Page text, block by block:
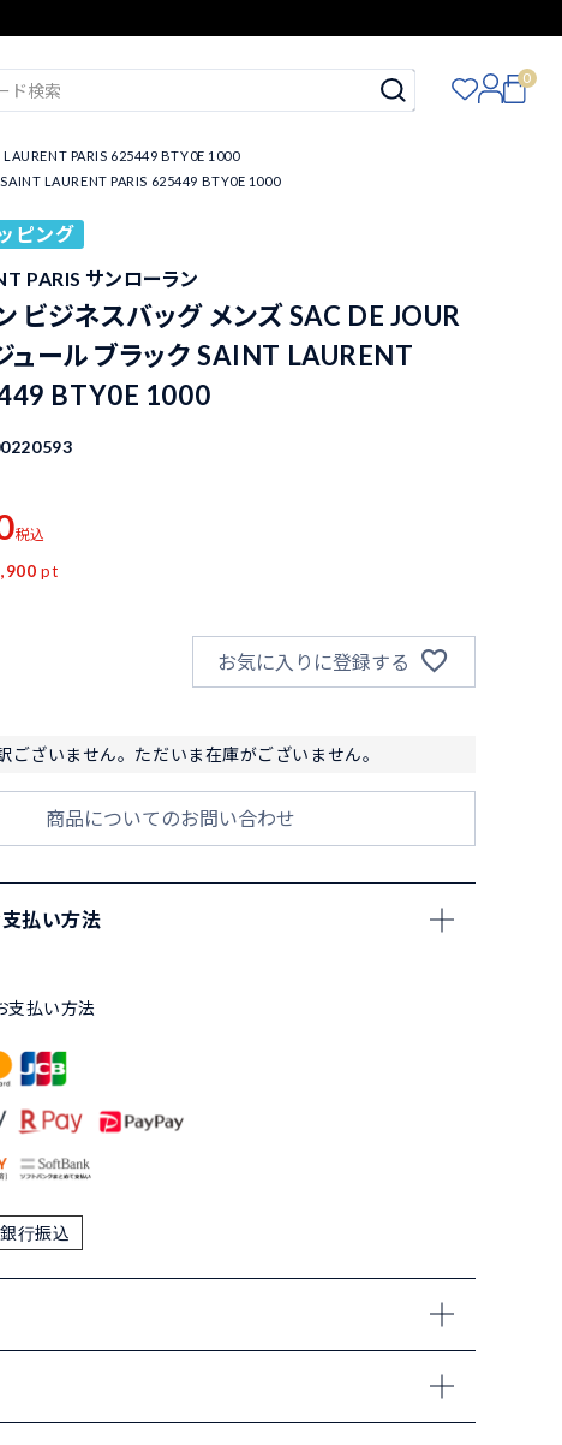
0
PARIS 625449 BTY0E 1000
LAURENT PARIS 625449 BTY0E 1000
ピング
PARIS サンローラン
ビジネスバッグ メンズ SAC DE JOUR
ジュール ブラック SAINT LAURENT
BTY0E 1000
税込
pt
お気に入りに登録する
ございません。ただいま在庫がございません。
商品についてのお問い合わせ
払い方法
支払い方法
銀行振込